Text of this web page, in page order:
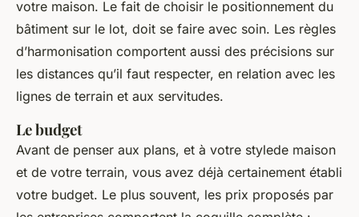
votre maison. Le fait de choisir le positionnement du
bâtiment sur le lot, doit se faire avec soin. Les règles
d’harmonisation comportent aussi des précisions sur
les distances qu’il faut respecter, en relation avec les
lignes de terrain et aux servitudes.
Le budget
Avant de penser aux plans, et à votre stylede maison
et de votre terrain, vous avez déjà certainement établi
votre budget. Le plus souvent, les prix proposés par